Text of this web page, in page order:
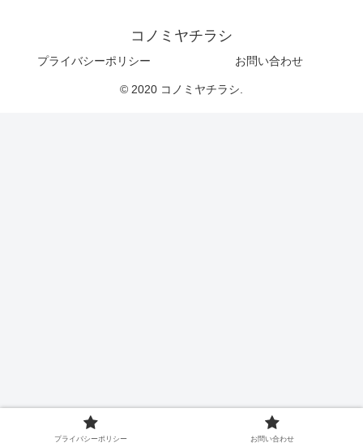
コノミヤチラシ
プライバシーポリシー お問い合わせ
© 2020 コノミヤチラシ.
プライバシーポリシー お問い合わせ